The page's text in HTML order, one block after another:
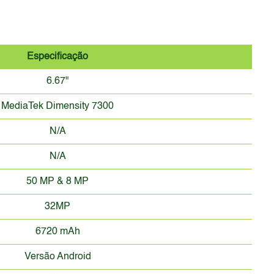
Especificação
6.67"
MediaTek Dimensity 7300
N/A
N/A
50 MP & 8 MP
32MP
6720 mAh
Versão Android